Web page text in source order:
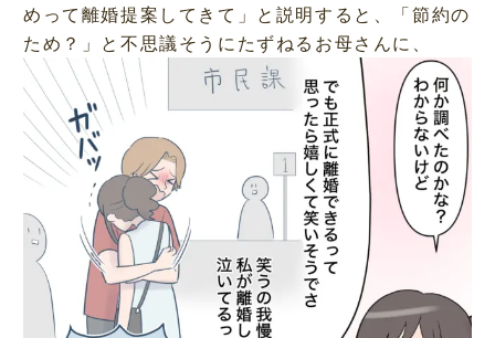
めって離婚提案してきて」と説明すると、「節約の
ため？」と不思議そうにたずねるお母さんに、